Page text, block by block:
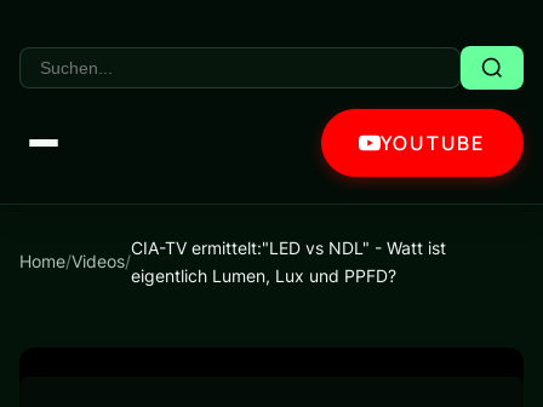
YOUTUBE
Home/Videos/
CIA-TV ermittelt:"LED vs NDL" - Watt ist
eigentlich Lumen, Lux und PPFD?